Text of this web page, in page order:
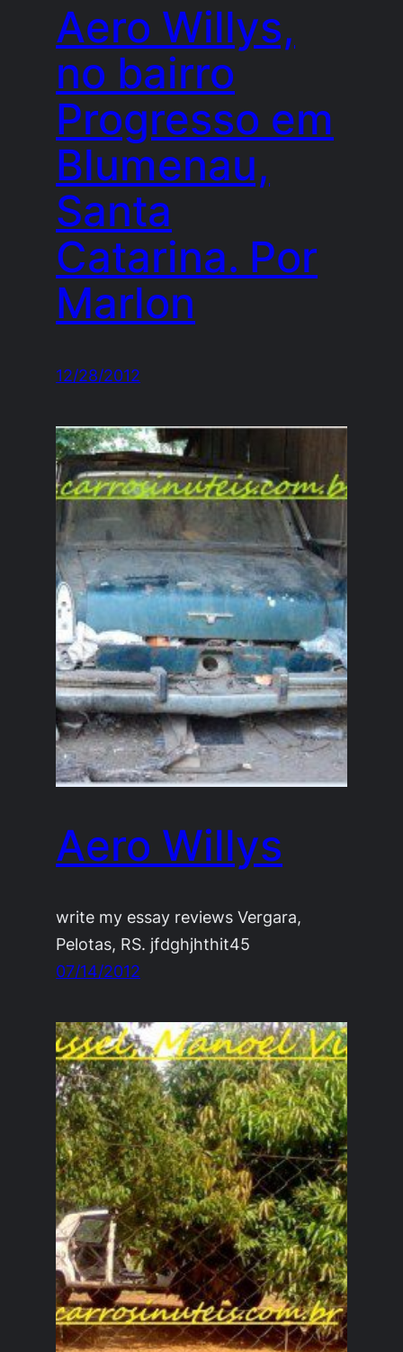
Aero Willys,
no bairro
Progresso em
Blumenau,
Santa
Catarina. Por
Marlon
12/28/2012
Aero Willys
write my essay reviews Vergara,
Pelotas, RS. jfdghjhthit45
07/14/2012